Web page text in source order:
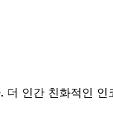
인간 친화적인 인